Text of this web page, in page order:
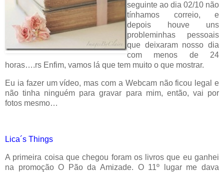
seguinte ao dia 02/10 não
tínhamos correio, e
depois houve uns
probleminhas pessoais
que deixaram nosso dia
com menos de 24
horas….rs Enfim, vamos lá que tem muito o que mostrar.
Eu ia fazer um vídeo, mas com a Webcam não ficou legal e
não tinha ninguém para gravar para mim, então, vai por
fotos mesmo…
Lica´s Things
A primeira coisa que chegou foram os livros que eu ganhei
na promoção O Pão da Amizade. O 11º lugar me dava